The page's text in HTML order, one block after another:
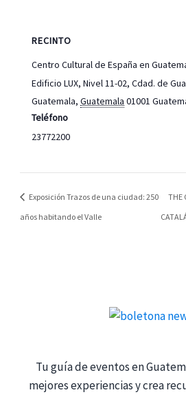
RECINTO
Centro Cultural de España en
Edificio LUX, Nivel 11-02, Cdad. de
Guatemala, Guatemala 01001
Teléfono
23772200
Exposición Trazos de una ciudad: 250
años habitando el Valle
THE
Tu guía de eventos en
mejores experiencias y crea